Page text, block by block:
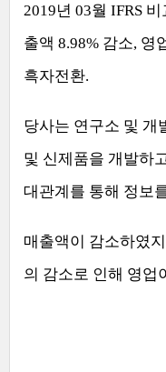
2019년 03월 IFRS 비
출액 8.98% 감소, 영
흑자전환.
당사는 연구소 및 개
및 신제품을 개발하
대관계를 통해 정보
매출액이 감소하였
의 감소로 인해 영업